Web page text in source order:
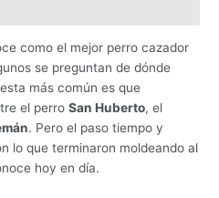
como el mejor perro cazador
se preguntan de dónde
más común es que
el perroSan Huberto, el
. Pero el paso tiempo y
lo que terminaron moldeando al
hoy en día.